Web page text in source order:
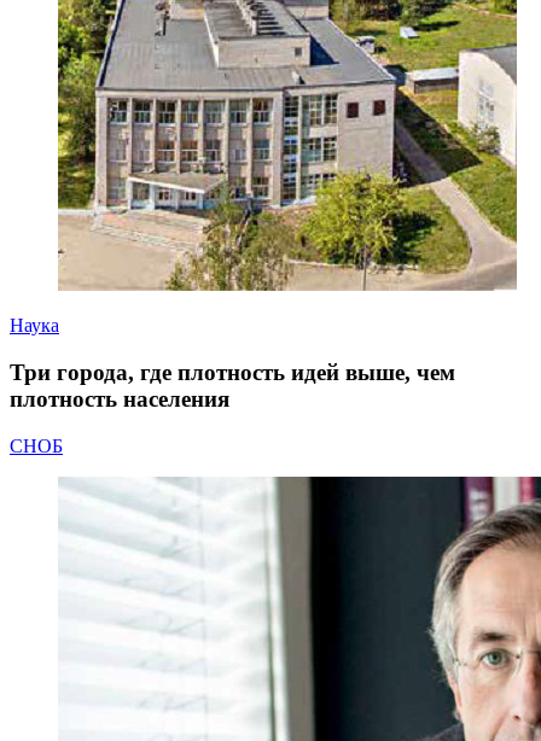
Наука
Три города, где плотность идей выше, чем
плотность населения
СНОБ